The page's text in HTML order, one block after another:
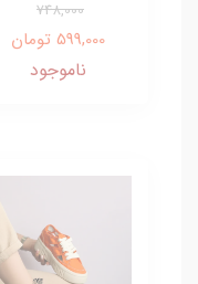
748,000
599,000 تومان
ناموجود